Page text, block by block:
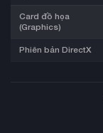
Card đồ họa
(Graphics)
Phiên bản DirectX